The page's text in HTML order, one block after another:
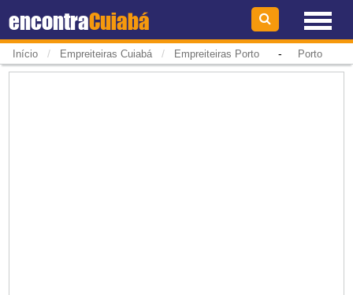
encontraCuiabá
Início / Empreiteiras Cuiabá / Empreiteiras Porto- Porto